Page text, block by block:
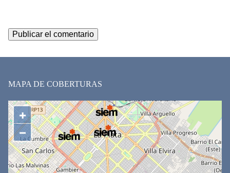
MAPA DE COBERTURAS